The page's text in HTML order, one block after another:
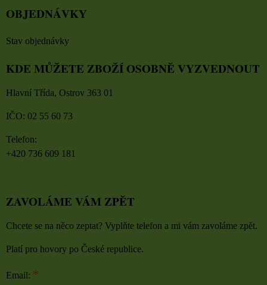
OBJEDNÁVKY
Stav objednávky
KDE MŮŽETE ZBOŽÍ OSOBNĚ VYZVEDNOUT
Hlavní Třída, Ostrov 363 01
IČO: 02 55 60 73
Telefon:
+420 736 609 181
ZAVOLÁME VÁM ZPĚT
Chcete se na něco zeptat? Vyplňte telefon a mi vám zavoláme zpět.
Platí pro hovory po České republice.
Email: *